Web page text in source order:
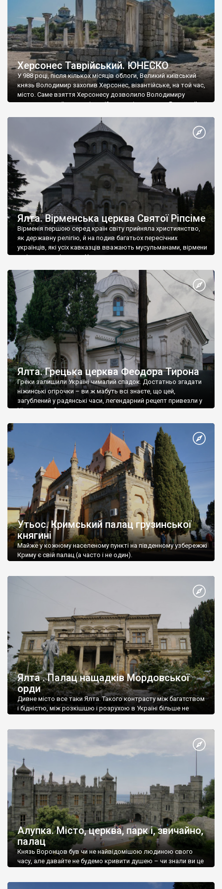
Херсонес Таврійський. ЮНЕСКО
У 988 році, після кількох місяців облоги, Великий київський
князь Володимир захопив Херсонес, візантійське, на той час,
місто. Саме взяття Херсонесу дозволило Володимиру
диктувати свої умови візантійському імператору Василю ІІ, та
Херсонесі Володимир-язичник, став Василем-християнином.
А потім було Хрещення Русі. На честь Херсонесу Таврійського
Ялта. Вірменська церква Святої Ріпсіме
Вірменія першою серед країн світу прийняла християнство,
як державну релігію, й на подив багатьох пересічних
українців, які усіх кавказців вважають мусульманами, вірмени
є відданими вірянами Христа
Ялта. Грецька церква Феодора Тирона
Греки залишили Україні чималий спадок. Достатньо згадати
ніжинські огірочки – ви ж мабуть всі знаєте, що цей,
загублений у радянські часи, легендарний рецепт привезли у
Ніжин греки?
Утьос. Кримський палац грузинської
княгині
Майже у кожному населеному пункті на південному узбережжі
Криму є свій палац (а часто і не один).
Ялта . Палац нащадків Мордовської
орди
Дивне місто все таки Ялта. Такого контрасту між багатством
і бідністю, між розкішшю і розрухою в Україні більше не
Алупка. Місто, церква, парк і, звичайно,
палац
Князь Воронцов був чи не найвідомішою людиною свого
часу, але давайте не будемо кривити душею – чи знали ви це